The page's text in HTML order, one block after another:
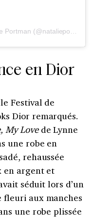
en Dior
Festival de
Dior remarqués.
My Lovede Lynne
une robe en
rehaussée
en argent et
séduit lors d’un
fleuri aux manches
une robe plissée